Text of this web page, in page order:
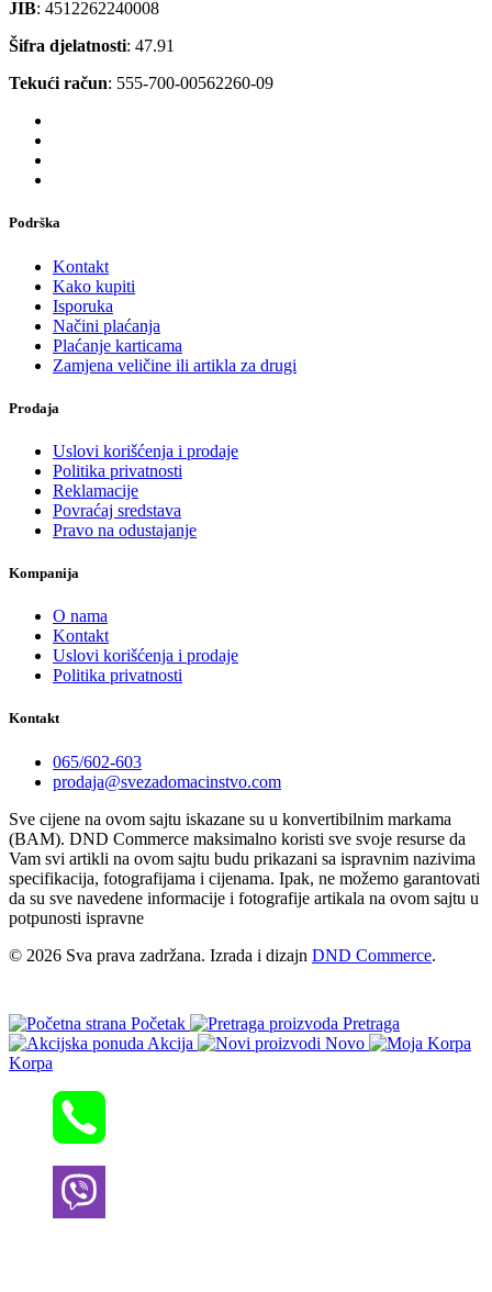
JIB: 4512262240008
Šifra djelatnosti: 47.91
Tekući račun: 555-700-00562260-09
Podrška
Kontakt
Kako kupiti
Isporuka
Načini plaćanja
Plaćanje karticama
Zamjena veličine ili artikla za drugi
Prodaja
Uslovi korišćenja i prodaje
Politika privatnosti
Reklamacije
Povraćaj sredstava
Pravo na odustajanje
Kompanija
O nama
Kontakt
Uslovi korišćenja i prodaje
Politika privatnosti
Kontakt
065/602-603
prodaja@svezadomacinstvo.com
Sve cijene na ovom sajtu iskazane su u konvertibilnim markama
(BAM). DND Commerce maksimalno koristi sve svoje resurse da
Vam svi artikli na ovom sajtu budu prikazani sa ispravnim nazivima
specifikacija, fotografijama i cijenama. Ipak, ne možemo garantovati
da su sve navedene informacije i fotografije artikala na ovom sajtu u
potpunosti ispravne
© 2026 Sva prava zadržana. Izrada i dizajn DND Commerce.
Početak
Pretraga
Akcija
Novo
Korpa